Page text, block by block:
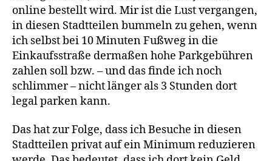
online bestellt wird. Mir ist die Lust vergangen,
in diesen Stadtteilen bummeln zu gehen, wenn
ich selbst bei 10 Minuten Fußweg in die
Einkaufsstraße dermaßen hohe Parkgebühren
zahlen soll bzw. – und das finde ich noch
schlimmer – nicht länger als 3 Stunden dort
legal parken kann.
Das hat zur Folge, dass ich Besuche in diesen
Stadtteilen privat auf ein Minimum reduzieren